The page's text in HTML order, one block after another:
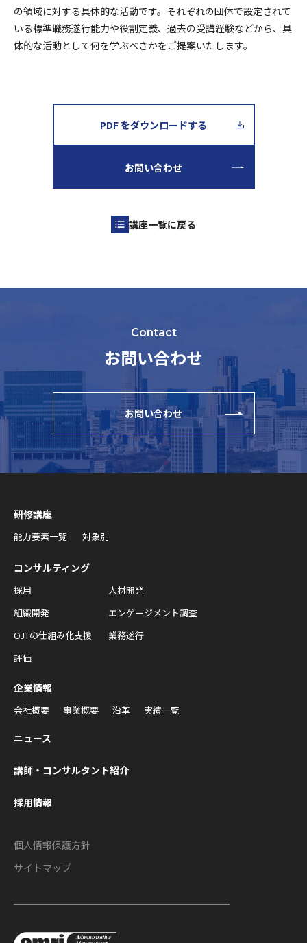
の領域に対する具体的な活動です。それぞれの団体で設定されて
いる標準職務遂行能力や役割定義、過去の受講経験などから、具
体的な活動として何を学ぶべきかをご提案いたします。
PDF をダウンロードする
お問い合わせ
講座一覧に戻る
Contact
お問い合わせ
お問い合わせ
研修講座
能力要素一覧 対象別
コンサルティング
採用
人材開発
組織開発
エンゲージメント調査
OJTの仕組み化支援
業務遂行
評価
企業情報
会社概要 事業概要 沿革 実績一覧
ニュース
講師・コンサルタント紹介
採用情報
個人情報保護方針
サイトマップ